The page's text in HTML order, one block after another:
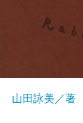
山田詠美／著